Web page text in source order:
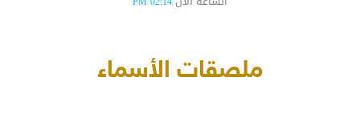
ملصقات الأسماء